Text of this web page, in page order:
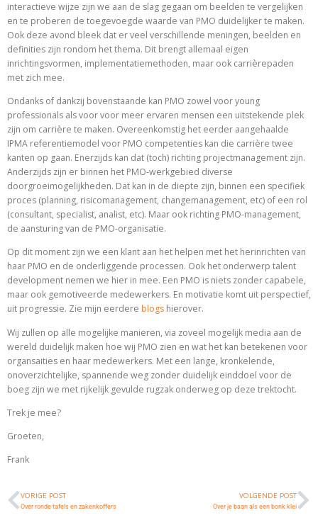
interactieve wijze zijn we aan de slag gegaan om beelden te vergelijken
en te proberen de toegevoegde waarde van PMO duidelijker te maken.
Ook deze avond bleek dat er veel verschillende meningen, beelden en
definities zijn rondom het thema. Dit brengt allemaal eigen
inrichtingsvormen, implementatiemethoden, maar ook carrièrepaden
met zich mee.
Ondanks of dankzij bovenstaande kan PMO zowel voor young
professionals als voor voor meer ervaren mensen een uitstekende plek
zijn om carrière te maken. Overeenkomstig het eerder aangehaalde
IPMA referentiemodel voor PMO competenties kan die carrière twee
kanten op gaan. Enerzijds kan dat (toch) richting projectmanagement zijn.
Anderzijds zijn er binnen het PMO-werkgebied diverse
doorgroeimogelijkheden. Dat kan in de diepte zijn, binnen een specifiek
proces (planning, risicomanagement, changemanagement, etc) of een rol
(consultant, specialist, analist, etc). Maar ook richting PMO-management,
de aansturing van de PMO-organisatie.
Op dit moment zijn we een klant aan het helpen met het herinrichten van
haar PMO en de onderliggende processen. Ook het onderwerp talent
development nemen we hier in mee. Een PMO is niets zonder capabele,
maar ook gemotiveerde medewerkers. En motivatie komt uit perspectief,
uit progressie. Zie mijn eerdere blogs hierover.
Wij zullen op alle mogelijke manieren, via zoveel mogelijk media aan de
wereld duidelijk maken hoe wij PMO zien en wat het kan betekenen voor
organsaities en haar medewerkers. Met een lange, kronkelende,
onoverzichtelijke, spannende weg zonder duidelijk einddoel voor de
boeg zijn we met rijkelijk gevulde rugzak onderweg op deze trektocht.
Trek je mee?
Groeten,
Frank
VORIGE POST
Over ronde tafels en zakenkoffers
VOLGENDE POST
Over je baan als een bonk klei